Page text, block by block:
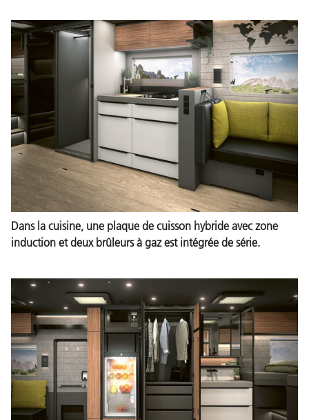
Dans la cuisine, une plaque de cuisson hybride avec zone
induction et deux brûleurs à gaz est intégrée de série.